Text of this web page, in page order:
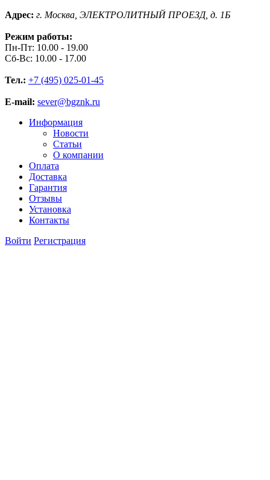
Адрес: г. Москва, ЭЛЕКТРОЛИТНЫЙ ПРОЕЗД, д. 1Б
Режим работы:
Пн-Пт: 10.00 - 19.00
Сб-Вс: 10.00 - 17.00
Тел.: +7 (495) 025-01-45
E-mail: sever@bgznk.ru
Информация
Новости
Статьи
О компании
Оплата
Доставка
Гарантия
Отзывы
Установка
Контакты
Войти Регистрация